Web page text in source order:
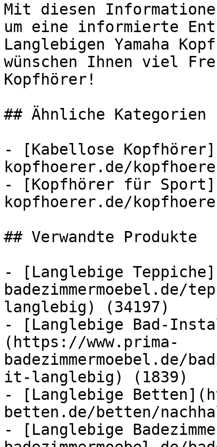
Mit diesen
um eine informierte
Langlebigen Yamaha
wünschen Ihnen viel
Kopfhörer!
## Ähnliche Kategorien
- [Kabellose
kopfhoerer.de/
- [Kopfhörer für
kopfhoerer.de/
## Verwandte Produkte
- [Langlebige
badezimmermoebel.de/
langlebig) (34197)
- [Langlebige Bad-
(https://www.prima-
badezimmermoebel.de/
it-langlebig) (1839)
- [Langlebige
betten.de/betten/
- [Langlebige